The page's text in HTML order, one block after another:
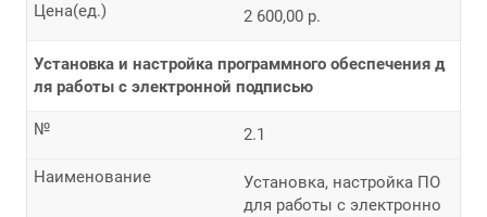
2 600,00 р.
Цена(ед.)
Установка и настройка программного обеспечения д
ля работы с электронной подписью
2.1
№
Установка, настройка ПО
для работы с электронно
Наименование